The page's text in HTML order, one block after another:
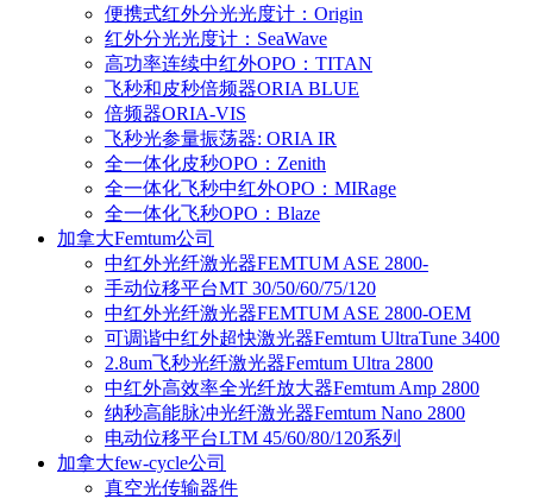
便携式红外分光光度计：Origin
红外分光光度计：SeaWave
高功率连续中红外OPO：TITAN
飞秒和皮秒倍频器ORIA BLUE
倍频器ORIA-VIS
飞秒光参量振荡器: ORIA IR
全一体化皮秒OPO：Zenith
全一体化飞秒中红外OPO：MIRage
全一体化飞秒OPO：Blaze
加拿大Femtum公司
中红外光纤激光器FEMTUM ASE 2800-
手动位移平台MT 30/50/60/75/120
中红外光纤激光器FEMTUM ASE 2800-OEM
可调谐中红外超快激光器Femtum UltraTune 3400
2.8um飞秒光纤激光器Femtum Ultra 2800
中红外高效率全光纤放大器Femtum Amp 2800
纳秒高能脉冲光纤激光器Femtum Nano 2800
电动位移平台LTM 45/60/80/120系列
加拿大few-cycle公司
真空光传输器件